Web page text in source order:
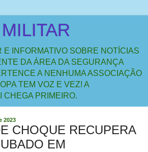
E INFORMATIVO SOBRE NOTÍCIAS
DA ÁREA DA SEGURANÇA
A NENHUMA ASSOCIAÇÃO
TEM VOZ E VEZ! A
CHEGA PRIMEIRO.
2023
CHOQUE RECUPERA
EM